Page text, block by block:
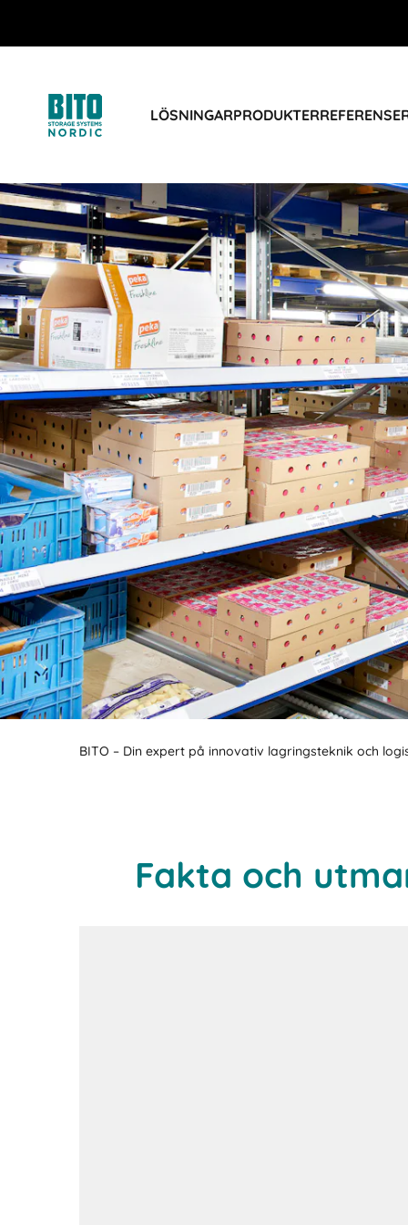
LÖSNINGARPRODUKTER
BIT O
BITO – Din expert på innovativ lagringsteknik och
Fakta och